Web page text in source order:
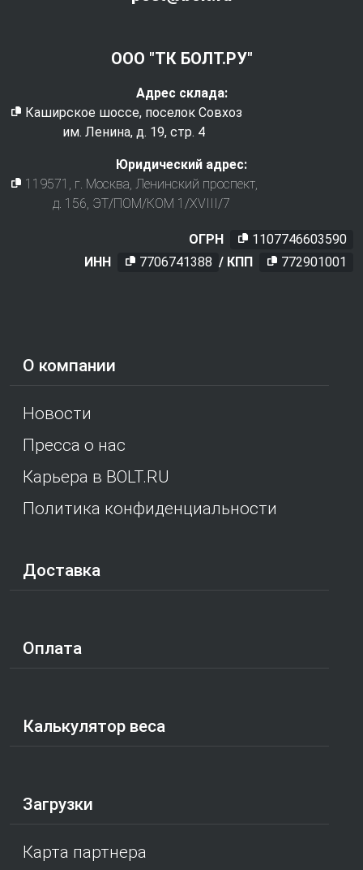
О компании
Новости
Пресса о нас
Карьера в BOLT.RU
Политика конфиденциальности
Доставка
Оплата
Калькулятор веса
Загрузки
Карта партнера
ООО "ТК БОЛТ.РУ"
Адрес склада:
Каширское шоссе, поселок Совхоз
им. Ленина, д. 19, стр. 4
Юридический адрес:
119571
, г. Москва Ленинский проспект,
д. 156, ЭТ/ПОМ/КОМ 1/XVIII/7
ОГРН
1107746603590
ИНН
7706741388 / КПП 772901001